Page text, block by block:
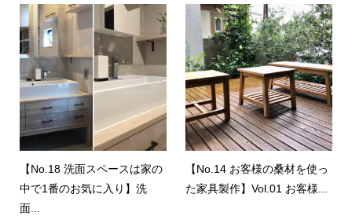
【No.18 洗面スペースは家の
中で1番のお気に入り】洗
面...
【No.14 お客様の桑材を使っ
た家具製作】Vol.01 お客様...